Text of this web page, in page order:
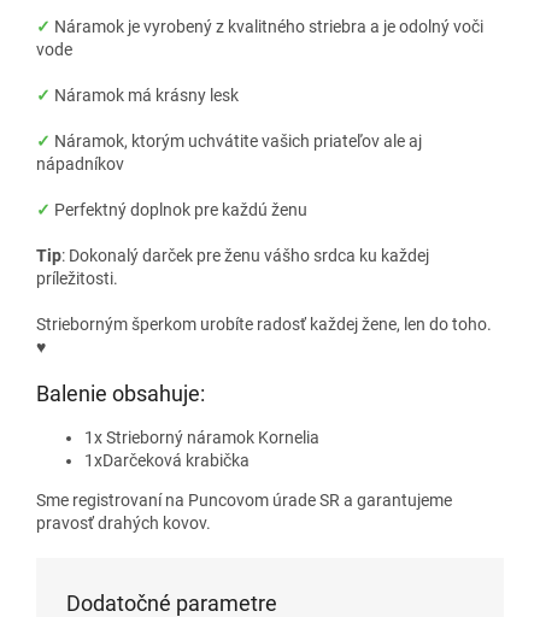
✓ Náramok je vyrobený z kvalitného striebra a je odolný voči
vode
✓ Náramok má krásny lesk
✓ Náramok, ktorým uchvátite vašich priateľov ale aj
nápadníkov
✓ Perfektný doplnok pre každú ženu
Tip: Dokonalý darček pre ženu vášho srdca ku každej
príležitosti.
Strieborným šperkom urobíte radosť každej žene, len do toho.
♥
Balenie obsahuje:
1x Strieborný náramok Kornelia
1xDarčeková krabička
Sme registrovaní na Puncovom úrade SR a garantujeme
pravosť drahých kovov.
Dodatočné parametre